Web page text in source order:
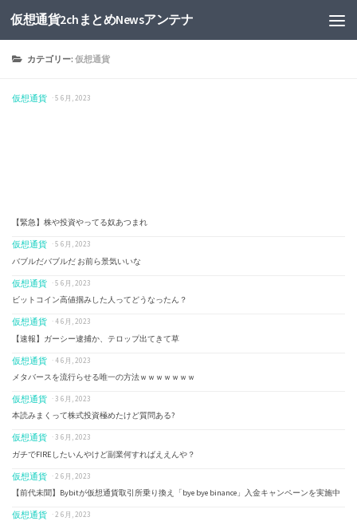
仮想通貨2chまとめNewsアンテナ
カテゴリー:仮想通貨
仮想通貨 · 5 6月, 2023
【緊急】株や投資やってる奴あつまれ
仮想通貨 · 5 6月, 2023
バブルだバブルだ お前ら景気いいな
仮想通貨 · 5 6月, 2023
ビットコイン高値掴みした人ってどうなったん？
仮想通貨 · 4 6月, 2023
【速報】ガーシー逮捕か、テロップ出てきて草
仮想通貨 · 4 6月, 2023
メタバースを流行らせる唯一の方法ｗｗｗｗｗｗｗ
仮想通貨 · 3 6月, 2023
本読みまくって株式投資極めたけど質問ある?
仮想通貨 · 3 6月, 2023
ガチでFIREしたいんやけど副業何すればええんや？
仮想通貨 · 2 6月, 2023
【前代未聞】Bybitが仮想通貨取引所乗り換え「bye bye binance」入金キャンペーンを実施中
仮想通貨 · 2 6月, 2023